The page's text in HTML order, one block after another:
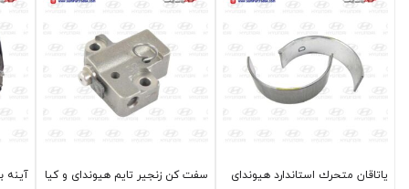
ياتاقان متحرك استاندارد هیوندای
سفت كن زنجير تايم هیوندای و کیا
آينه